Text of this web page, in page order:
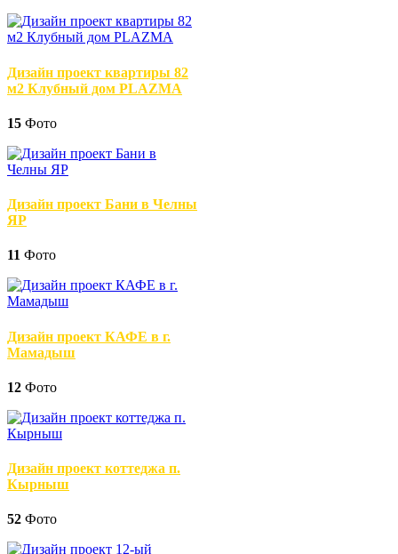
Дизайн проект квартиры 82
м2 Клубный дом PLAZMA
15 Фото
Дизайн проект Бани в Челны
ЯР
11 Фото
Дизайн проект КАФЕ в г.
Мамадыш
12 Фото
Дизайн проект коттеджа п.
Кырныш
52 Фото